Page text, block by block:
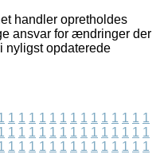
handler opretholdes
ansvar for ændringer der
nyligst opdaterede
1 1 1 1 1 1 1 1 1 1 1 1 1 1
1 1 1 1 1 1 1 1 1 1 1 1 1 1
1 1 1 1 1 1 1 1 1 1 1 1 1 1